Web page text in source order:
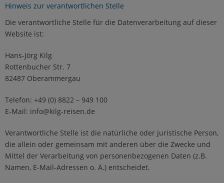
Hinweis zur verantwortlichen Stelle
Die verantwortliche Stelle für die Datenverarbeitung auf dieser
Website ist:
Hans-Jörg Kilg
Rottenbucher Str. 7
82487 Oberammergau
Telefon: +49 (0) 8822 – 949 100
E-Mail: info@kilg-reisen.de
Verantwortliche Stelle ist die natürliche oder juristische Person,
die allein oder gemeinsam mit anderen über die Zwecke und
Mittel der Verarbeitung von personenbezogenen Daten (z.B.
Namen, E-Mail-Adressen o. Ä.) entscheidet.